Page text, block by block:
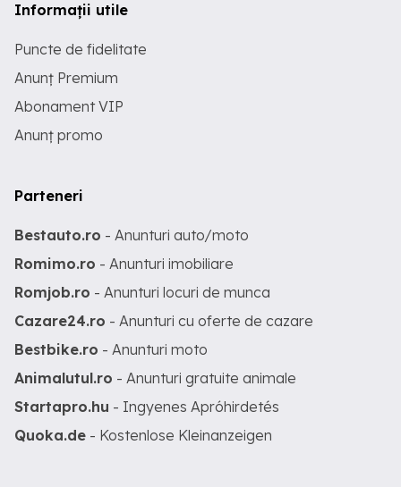
Informații utile
Puncte de fidelitate
Anunț Premium
Abonament VIP
Anunț promo
Parteneri
Bestauto.ro - Anunturi auto/moto
Romimo.ro - Anunturi imobiliare
Romjob.ro - Anunturi locuri de munca
Cazare24.ro - Anunturi cu oferte de cazare
Bestbike.ro - Anunturi moto
Animalutul.ro - Anunturi gratuite animale
Startapro.hu - Ingyenes Apróhirdetés
Quoka.de - Kostenlose Kleinanzeigen